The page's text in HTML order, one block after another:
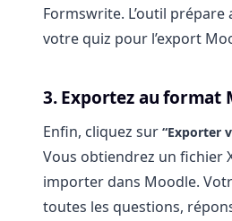
Formswrite. L’outil
votre quiz pour l’export
3. Exportez au format
Enfin, cliquez sur “Exporter
Vous obtiendrez un fichier
importer dans Moodle.
toutes les questions,